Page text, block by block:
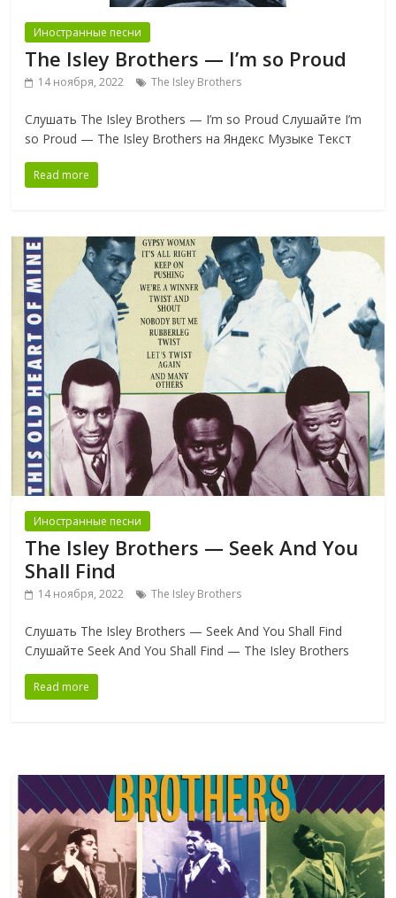
Иностранные песни
The Isley Brothers — I’m so Proud
14 ноября, 2022 The Isley Brothers
Слушать The Isley Brothers — I’m so Proud Слушайте I’m
so Proud — The Isley Brothers на Яндекс Музыке Текст
Read more
Иностранные песни
The Isley Brothers — Seek And You
Shall Find
14 ноября, 2022 The Isley Brothers
Слушать The Isley Brothers — Seek And You Shall Find
Слушайте Seek And You Shall Find — The Isley Brothers
Read more